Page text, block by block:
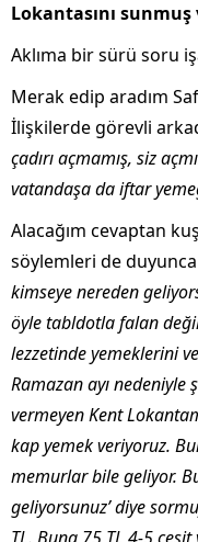
Lokantasını
Aklıma bir sürü soru
Merak edip aradım
İlişkilerde görevli
çadırı açmamış, siz
vatandaşa da iftar
Alacağım cevaptan
söylemleri de duyunca
kimseye nereden
öyle tabldotla falan
lezzetinde yemeklerini
Ramazan ayı
vermeyen Kent
kap yemek veriyoruz.
memurlar bile geliyor.
geliyorsunuz’ diye